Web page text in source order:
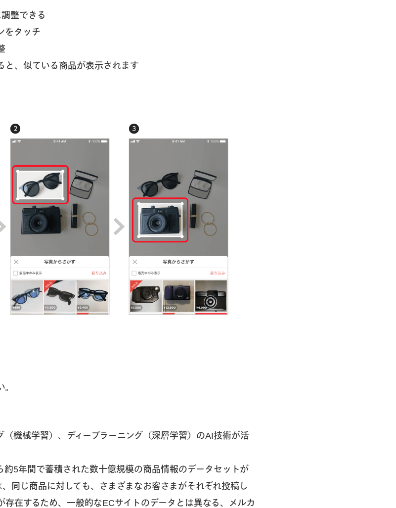
整できる
をタッチ
と、似ている商品が表示されます
機械学習）、ディープラーニング（深層学習）のAI技術が活
約5年間で蓄積された数十億規模の商品情報のデータセットが
同じ商品に対しても、さまざまなお客さまがそれぞれ投稿し
在するため、一般的なECサイトのデータとは異なる、メルカ